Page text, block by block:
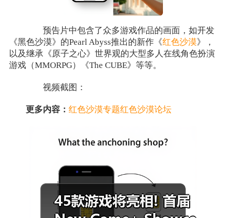
预告片中包含了众多游戏作品的画面，如开发
《黑色沙漠》的Pearl Abyss推出的新作《红色沙漠》，
以及继承《原子之心》世界观的大型多人在线角色扮演
游戏（MMORPG）《The CUBE》等等。
视频截图：
更多内容：红色沙漠专题红色沙漠论坛